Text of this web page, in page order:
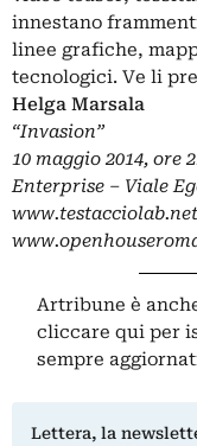
innestano
linee grafiche,
tecnologici. Ve li
Helga Marsala
“Invasion”
10 maggio 2014, ore
Enterprise – Viale
www.testacciolab.net
Artribune è
cliccare qui per
sempre
Lettera, la